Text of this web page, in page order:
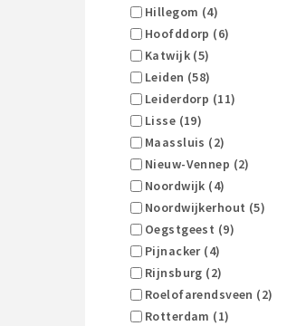
Hillegom (4)
Hoofddorp (6)
Katwijk (5)
Leiden (58)
Leiderdorp (11)
Lisse (19)
Maassluis (2)
Nieuw-Vennep (2)
Noordwijk (4)
Noordwijkerhout (5)
Oegstgeest (9)
Pijnacker (4)
Rijnsburg (2)
Roelofarendsveen (2)
Rotterdam (1)